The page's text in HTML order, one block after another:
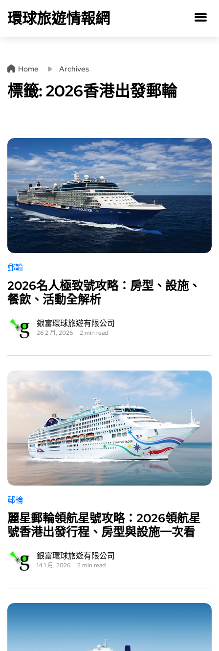
環球旅遊情報網
Home Archives
標籤:2026香港出發郵輪
郵輪
2026名人極致號攻略：房型、設施、
餐飲、活動全解析
銀富環球旅遊有限公司
26 2 月, 2026 2 min read
郵輪
麗星郵輪領航星號攻略：2026領航星
號香港出發行程、房型與設施一次看
銀富環球旅遊有限公司
14 1 月, 2026 2 min read